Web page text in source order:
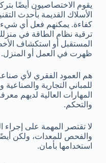
يقوم الاختصاصيون أيضًا
الأسلاك القديمة بأحدث
كفاءة. يمكنهم فعل أي شيء
ترقية نظام الطاقة في
المستقبل أو استكشاف
ظهرت في العمل أو المنزل.
هم العمود الفقري لأي
للمباني التجارية
المهارات العالية لديهم
والتحكم.
لا تقتصر المهمة على إجراء
والفحص للمعدات، ولكن
استخدامها بأمان.